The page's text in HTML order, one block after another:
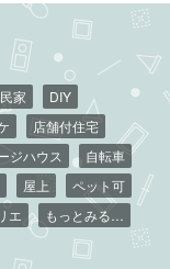
家
DIY
店舗付住宅
ジハウス
自転車
屋上
ペット可
エ もっとみる…